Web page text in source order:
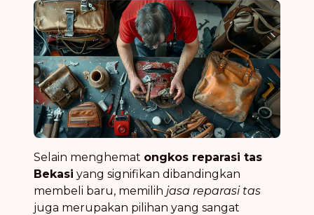
Selain menghemat ongkos reparasi tas
Bekasi yang signifikan dibandingkan
membeli baru, memilih jasa reparasi tas
juga merupakan pilihan yang sangat